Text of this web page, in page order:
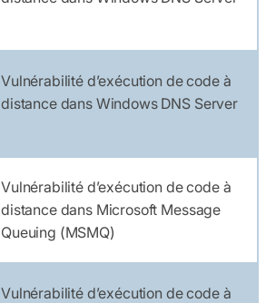
Vulnérabilité d’exécution de code à
distance dans Windows DNS Server
Vulnérabilité d’exécution de code à
distance dans Microsoft Message
Queuing (MSMQ)
Vulnérabilité d’exécution de code à